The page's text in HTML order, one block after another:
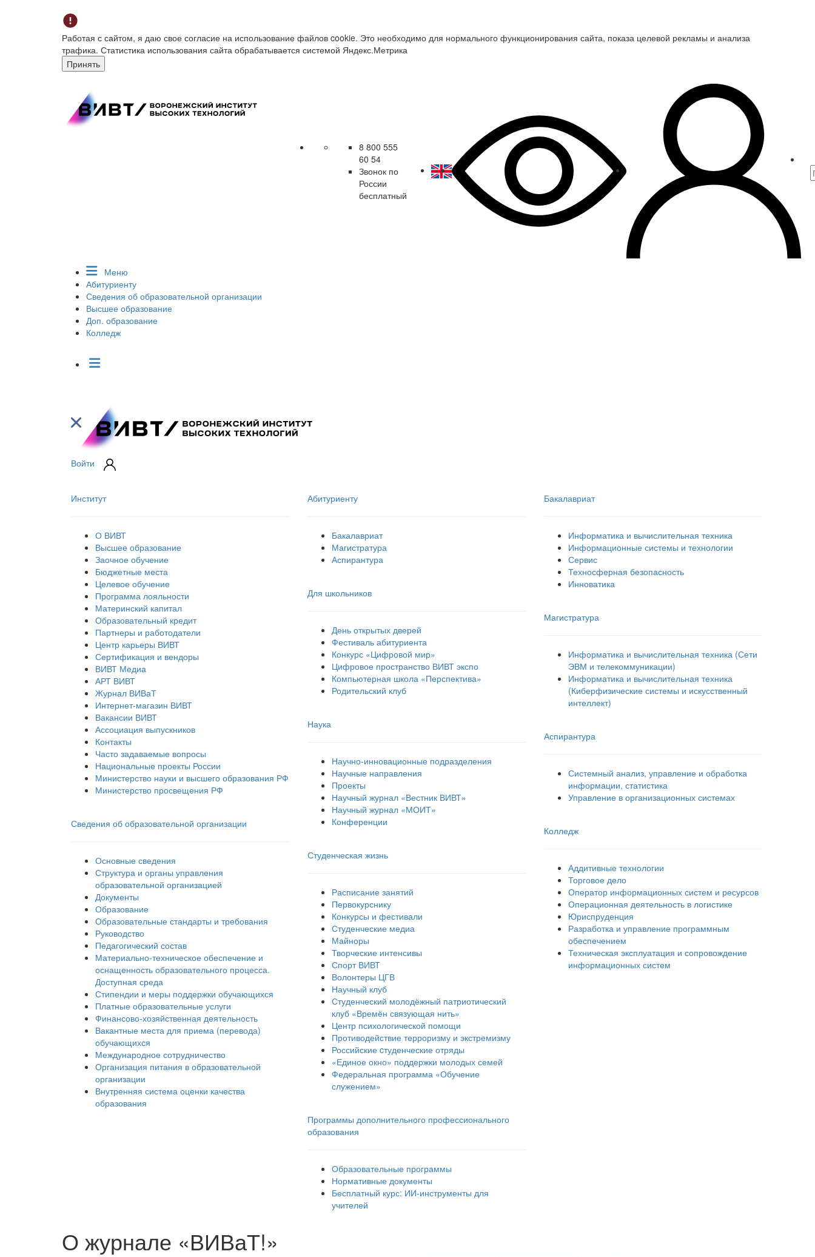
Работая с сайтом, я даю свое согласие на использование файлов cookie. Это необходимо для нормального функционирования сайта, показа целевой рекламы и анализа
трафика. Статистика использования сайта обрабатывается системой Яндекс.Метрика
Принять
8 800 555
60 54
Звонок по
России
бесплатный
Меню
Абитуриенту
Сведения об образовательной организации
Высшее образование
Доп. образование
Колледж
Войти
Институт
О ВИВТ
Высшее образование
Заочное обучение
Бюджетные места
Целевое обучение
Программа лояльности
Материнский капитал
Образовательный кредит
Партнеры и работодатели
Центр карьеры ВИВТ
Сертификация и вендоры
ВИВТ Медиа
АРТ ВИВТ
Журнал ВИВаТ
Интернет-магазин ВИВТ
Вакансии ВИВТ
Ассоциация выпускников
Контакты
Часто задаваемые вопросы
Национальные проекты России
Министерство науки и высшего образования РФ
Министерство просвещения РФ
Сведения об образовательной организации
Основные сведения
Структура и органы управления
образовательной организацией
Документы
Образование
Образовательные стандарты и требования
Руководство
Педагогический состав
Материально-техническое обеспечение и
оснащенность образовательного процесса.
Доступная среда
Стипендии и меры поддержки обучающихся
Платные образовательные услуги
Финансово-хозяйственная деятельность
Вакантные места для приема (перевода)
обучающихся
Международное сотрудничество
Организация питания в образовательной
организации
Внутренняя система оценки качества
образования
Абитуриенту
Бакалавриат
Магистратура
Аспирантура
Для школьников
День открытых дверей
Фестиваль абитуриента
Конкурс «Цифровой мир»
Цифровое пространство ВИВТ экспо
Компьютерная школа «Перспектива»
Родительский клуб
Наука
Научно-инновационные подразделения
Научные направления
Проекты
Научный журнал «Вестник ВИВТ»
Научный журнал «МОИТ»
Конференции
Студенческая жизнь
Расписание занятий
Первокурснику
Конкурсы и фестивали
Студенческие медиа
Майноры
Творческие интенсивы
Спорт ВИВТ
Волонтеры ЦГВ
Научный клуб
Студенческий молодёжный патриотический
клуб «Времён связующая нить»
Центр психологической помощи
Противодействие терроризму и экстремизму
Российские cтуденческие отряды
«Единое окно» поддержки молодых семей
Федеральная программа «Обучение
служением»
Программы дополнительного профессионального
образования
Образовательные программы
Нормативные документы
Бесплатный курс: ИИ‑инструменты для
учителей
Бакалавриат
Информатика и вычислительная техника
Информационные системы и технологии
Сервис
Техносферная безопасность
Инноватика
Магистратура
Информатика и вычислительная техника (Сети
ЭВМ и телекоммуникации)
Информатика и вычислительная техника
(Киберфизические системы и искусственный
интеллект)
Аспирантура
Системный анализ, управление и обработка
информации, статистика
Управление в организационных системах
Колледж
Аддитивные технологии
Торговое дело
Оператор информационных систем и ресурсов
Операционная деятельность в логистике
Юриспруденция
Разработка и управление программным
обеспечением
Техническая эксплуатация и сопровождение
информационных систем
О журнале «ВИВаТ!»